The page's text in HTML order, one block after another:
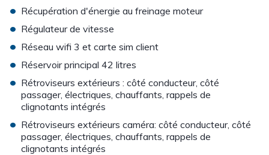
• Récupération d'énergie au freinage moteur
• Régulateur de vitesse
• Réseau wifi 3 et carte sim client
• Réservoir principal 42 litres
• Rétroviseurs extérieurs : côté conducteur, côté
passager, électriques, chauffants, rappels de
clignotants intégrés
• Rétroviseurs extérieurs caméra: côté conducteur, côté
passager, électriques, chauffants, rappels de
clignotants intégrés